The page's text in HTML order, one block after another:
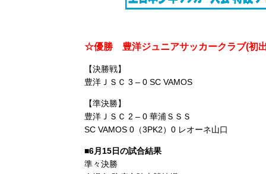
☆優勝 豊洋ジュニアサッカークラブ(初
【決勝戦】
豊洋ＪＳＣ 3 – 0 SC VAMOS
【準決勝】
豊洋ＪＳＣ 2 – 0 華浦ＳＳＳ
SC VAMOS 0（3PK2）0 レオーネ山口
■6月15日の試合結果
準々決勝